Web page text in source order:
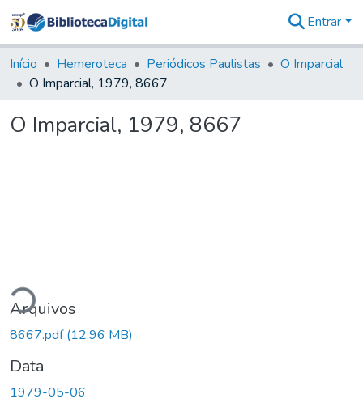
&
Coleções
Tudo na
Digital
Entrar
Início Hemeroteca Periódicos Paulistas
O Imparcial
O Imparcial, 1979, 8667
O Imparcial, 1979, 8667
Arquivos
8667.pdf(12,96 MB)
Data
1979-05-06